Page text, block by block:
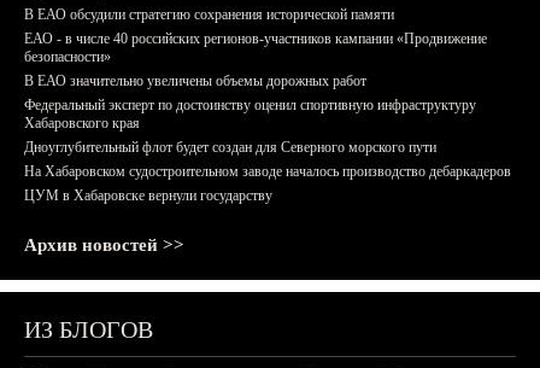
В ЕАО обсудили стратегию сохранения исторической памяти
ЕАО - в числе 40 российских регионов-участников кампании «Продвижение
безопасности»
В ЕАО значительно увеличены объемы дорожных работ
Федеральный эксперт по достоинству оценил спортивную инфраструктуру
Хабаровского края
Дноуглубительный флот будет создан для Северного морского пути
На Хабаровском судостроительном заводе началось производство дебаркадеров
ЦУМ в Хабаровске вернули государству
Архив новостей >>
ИЗ БЛОГОВ